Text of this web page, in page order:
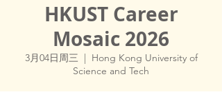
HKUST Career
Mosaic 2026
3月04日周三
  |
Hong Kong University of
Science and Tech